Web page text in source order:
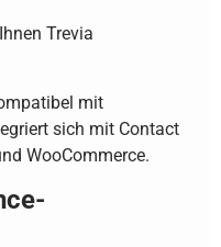
Trevia
mit
sich mit Contact
WooCommerce.